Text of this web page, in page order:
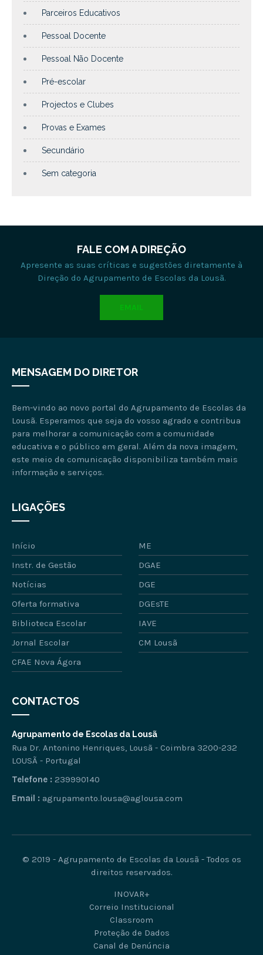
Parceiros Educativos
Pessoal Docente
Pessoal Não Docente
Pré-escolar
Projectos e Clubes
Provas e Exames
Secundário
Sem categoria
FALE COM A DIREÇÃO
Apresente as suas críticas e sugestões diretamente à
Direção do Agrupamento de Escolas da Lousã.
EMAIL
MENSAGEM DO DIRETOR
Bem-vindo ao novo portal do Agrupamento de Escolas da
Lousã. Esperamos que seja do vosso agrado e contribua
para melhorar a comunicação com a comunidade
educativa e o público em geral. Além da nova imagem,
este meio de comunicação disponibiliza também mais
informação e serviços.
LIGAÇÕES
Início
ME
Instr. de Gestão
DGAE
Notícias
DGE
Oferta formativa
DGEsTE
Biblioteca Escolar
IAVE
Jornal Escolar
CM Lousã
CFAE Nova Ágora
CONTACTOS
Agrupamento de Escolas da Lousã
Rua Dr. Antonino Henriques, Lousã - Coimbra 3200-232
LOUSÃ - Portugal
Telefone : 239990140
Email : agrupamento.lousa@aglousa.com
© 2019 - Agrupamento de Escolas da Lousã - Todos os
direitos reservados.
INOVAR+
Correio Institucional
Classroom
Proteção de Dados
Canal de Denúncia